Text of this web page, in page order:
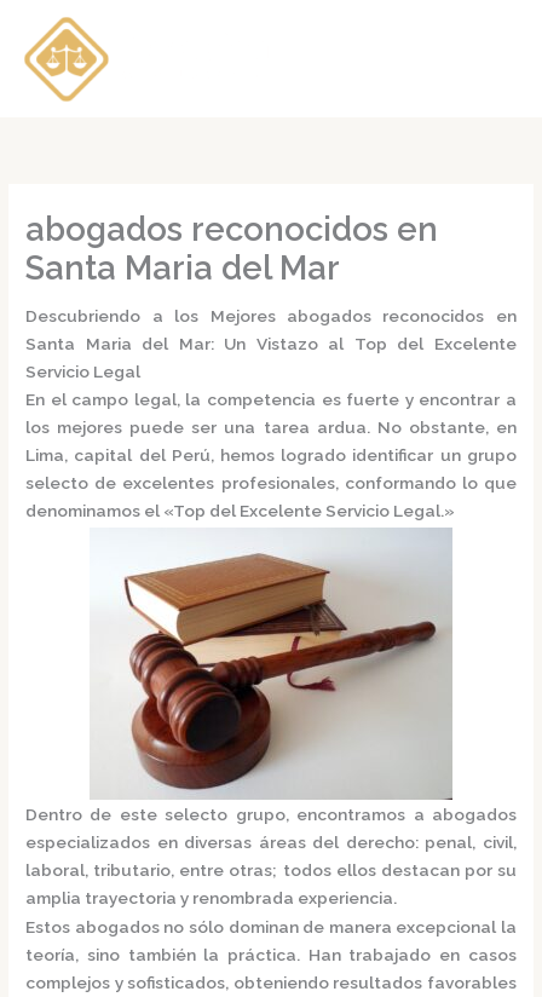
contenido
abogados reconocidos en
Santa Maria del Mar
Descubriendo a los Mejores abogados reconocidos en
Santa Maria del Mar: Un Vistazo al Top del Excelente
Servicio Legal
En el campo legal, la competencia es fuerte y encontrar a
los mejores puede ser una tarea ardua. No obstante, en
Lima, capital del Perú, hemos logrado identificar un grupo
selecto de excelentes profesionales, conformando lo que
denominamos el «Top del Excelente Servicio Legal.»
Dentro de este selecto grupo, encontramos a abogados
especializados en diversas áreas del derecho: penal, civil,
laboral, tributario, entre otras; todos ellos destacan por su
amplia trayectoria y renombrada experiencia.
Estos abogados no sólo dominan de manera excepcional la
teoría, sino también la práctica. Han trabajado en casos
complejos y sofisticados, obteniendo resultados favorables